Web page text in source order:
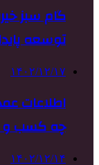
گام سبز
توسعه
۱۴۰۲/۱۲/۱۷
اطلاعات
چه کسب و
۱۴۰۲/۱۲/۱۴